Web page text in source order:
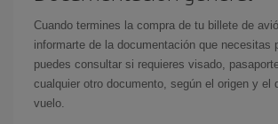
Cuando termines la compra de tu billete de
informarte de la documentación que necesitas
puedes consultar si requieres visado,
cualquier otro documento, según el origen y el
vuelo.